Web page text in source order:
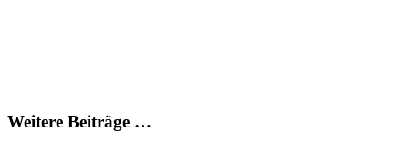
Weitere Beiträge …